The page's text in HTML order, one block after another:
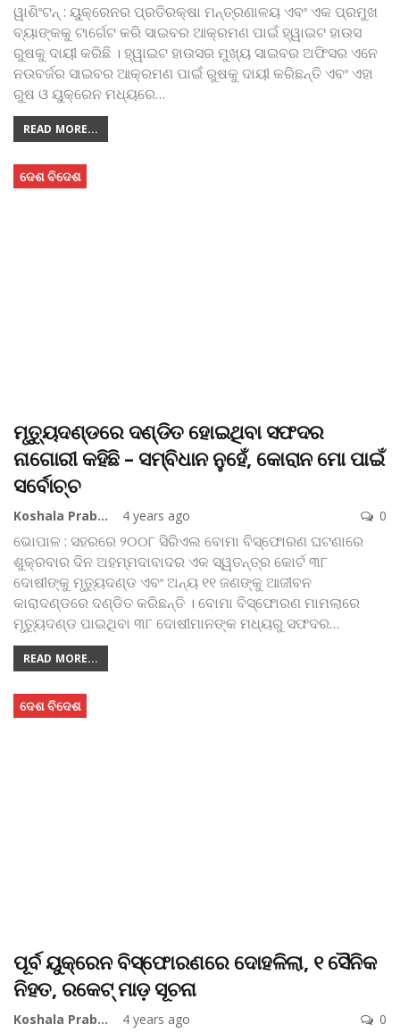
ୱାଶିଂଟନ୍ : ୟୁକ୍ରେନର ପ୍ରତିରକ୍ଷା ମନ୍ତ୍ରଣାଳୟ ଏବଂ ଏକ ପ୍ରମୁଖ
ବ୍ୟାଙ୍କକୁ ଟାର୍ଗେଟ କରି ସାଇବର ଆକ୍ରମଣ ପାଇଁ ହ୍ୱାଇଟ ହାଉସ
ରୁଷକୁ ଦାୟୀ କରିଛି । ହ୍ୱାଇଟ ହାଉସର ମୁଖ୍ୟ ସାଇବର ଅଫିସର ଏନେ
ନଉବର୍ଜର ସାଇବର ଆକ୍ରମଣ ପାଇଁ ରୁଷକୁ ଦାୟୀ କରିଛନ୍ତି ଏବଂ ଏହା
ରୁଷ ଓ ୟୁକ୍ରେନ ମଧ୍ୟରେ…
READ MORE...
ଦେଶ ବିଦେଶ
ମୃତ୍ୟୁଦଣ୍ଡରେ ଦଣ୍ଡିତ ହୋଇଥିବା ସଫଦର
ନାଗୋରୀ କହିଛି – ସମ୍ବିଧାନ ନୁହେଁ, କୋରାନ ମୋ ପାଇଁ
ସର୍ବୋଚ୍ଚ
Koshala Prabaha 4 years ago 0
ଭୋପାଳ : ସହରରେ ୨୦୦୮ ସିରିଏଲ ବୋମା ବିସ୍ଫୋରଣ ଘଟଣାରେ
ଶୁକ୍ରବାର ଦିନ ଅହମ୍ମଦାବାଦର ଏକ ସ୍ୱତନ୍ତ୍ର କୋର୍ଟ ୩୮
ଦୋଷୀଙ୍କୁ ମୃତ୍ୟୁଦଣ୍ଡ ଏବଂ ଅନ୍ୟ ୧୧ ଜଣଙ୍କୁ ଆଜୀବନ
କାରାଦଣ୍ଡରେ ଦଣ୍ଡିତ କରିଛନ୍ତି । ବୋମା ବିସ୍ଫୋରଣ ମାମଲାରେ
ମୃତ୍ୟୁଦଣ୍ଡ ପାଇଥିବା ୩୮ ଦୋଷୀମାନଙ୍କ ମଧ୍ୟରୁ ସଫଦର…
READ MORE...
ଦେଶ ବିଦେଶ
ପୂର୍ବ ୟୁକ୍ରେନ ବିସ୍ଫୋରଣରେ ଦୋହଳିଲା, ୧ ସୈନିକ
ନିହତ, ରକେଟ୍ ମାଡ଼ ସୂଚନା
Koshala Prabaha 4 years ago 0